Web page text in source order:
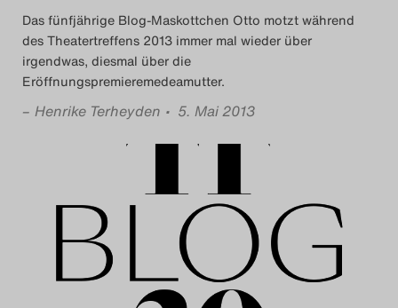
Search
Das fünfjährige Blog-Maskottchen Otto motzt während
des Theatertreffens 2013 immer mal wieder über
irgendwas, diesmal über die
Eröffnungspremieremedeamutter.
– Henrike Terheyden • 5. Mai 2013